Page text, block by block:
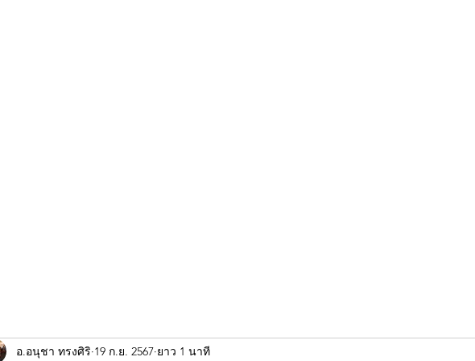
ครื่อง
อ.อนุชา ทรงศิริ 19 ก.ย. 2567 ยาว 1 นาที